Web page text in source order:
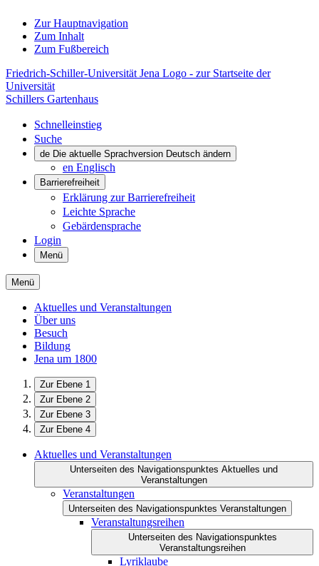
Zur Hauptnavigation
Zum Inhalt
Zum Fußbereich
Friedrich-Schiller-Universität Jena Logo - zur Startseite der
Universität
Schillers Gartenhaus
Schnelleinstieg
Suche
de Die aktuelle Sprachversion Deutsch ändern
en Englisch
Barrierefreiheit
Erklärung zur Barrierefreiheit
Leichte Sprache
Gebärdensprache
Login
Menü
Menü
Aktuelles und Veranstaltungen
Über uns
Besuch
Bildung
Jena um 1800
Zur Ebene 1
Zur Ebene 2
Zur Ebene 3
Zur Ebene 4
Aktuelles und Veranstaltungen
Unterseiten des Navigationspunktes Aktuelles und
Veranstaltungen
Veranstaltungen
Unterseiten des Navigationspunktes Veranstaltungen
Veranstaltungsreihen
Unterseiten des Navigationspunktes
Veranstaltungsreihen
Lyriklaube